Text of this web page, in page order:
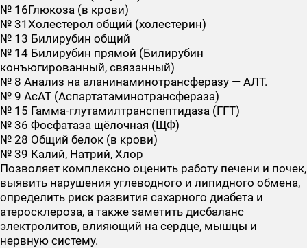
№ 16Глюкоза (в крови)
№ 31Холестерол общий (холестерин)
№ 13 Билирубин общий
№ 14 Билирубин прямой (Билирубин
конъюгированный, связанный)
№ 8 Анализ на аланинаминотрансферазу — АЛТ.
№ 9 АсАТ (Аспартатаминотрансфераза)
№ 15 Гамма-глутамилтранспептидаза (ГГТ)
№ 36 Фосфатаза щёлочная (ЩФ)
№ 28 Общий белок (в крови)
№ 39 Калий, Натрий, Хлор
Позволяет комплексно оценить работу печени и почек,
выявить нарушения углеводного и липидного обмена,
определить риск развития сахарного диабета и
атеросклероза, а также заметить дисбаланс
электролитов, влияющий на сердце, мышцы и
нервную систему.